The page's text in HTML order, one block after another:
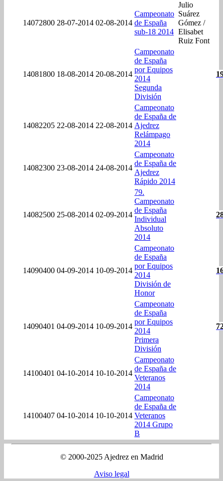
14072800 28-07-2014 02-08-2014
Campeonato
de España
sub-18 2014
Julio
Suárez
Gómez /
Elisabet
Ruiz Font
14081800 18-08-2014 20-08-2014
Campeonato
de España
por Equipos
2014
Segunda
División
14082205 22-08-2014 22-08-2014
Campeonato
de España de
Ajedrez
Relámpago
2014
14082300 23-08-2014 24-08-2014
Campeonato
de España de
Ajedrez
Rápido 2014
14082500 25-08-2014 02-09-2014
79.
Campeonato
de España
Individual
Absoluto
2014
14090400 04-09-2014 10-09-2014
Campeonato
de España
por Equipos
2014
División de
Honor
14090401 04-09-2014 10-09-2014
Campeonato
de España
por Equipos
2014
Primera
División
14100401 04-10-2014 10-10-2014
Campeonato
de España de
Veteranos
2014
14100407 04-10-2014 10-10-2014
Campeonato
de España de
Veteranos
2014 Grupo
B
© 2000-2025 Ajedrez en Madrid
Aviso legal